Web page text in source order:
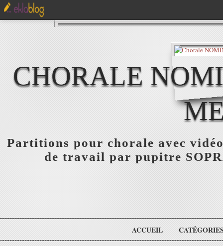
CHORALE
Partitions pour chorale avec
de travail par pupitre
ACCUEIL